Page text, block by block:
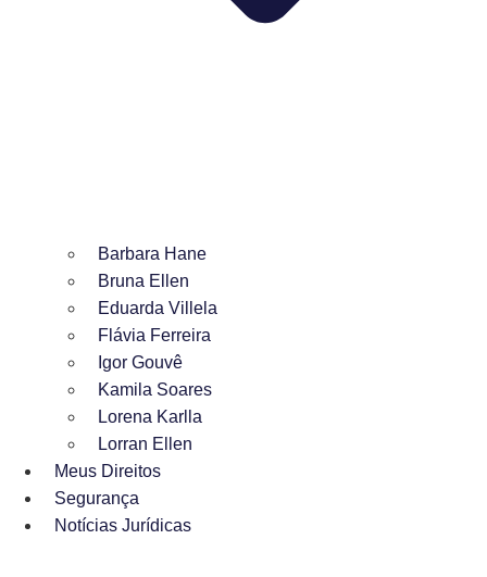
Barbara Hane
Bruna Ellen
Eduarda Villela
Flávia Ferreira
Igor Gouvê
Kamila Soares
Lorena Karlla
Lorran Ellen
Meus Direitos
Segurança
Notícias Jurídicas